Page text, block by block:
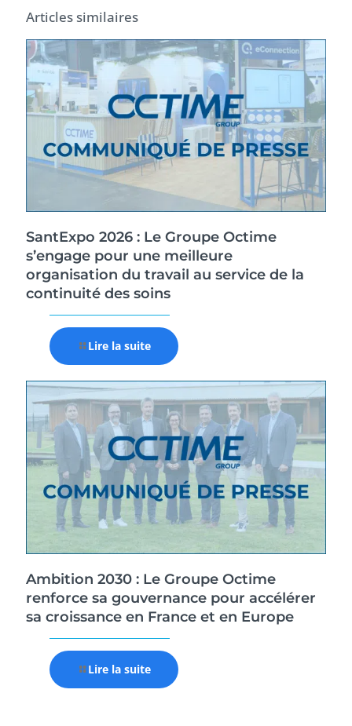
Articles similaires
SantExpo 2026 : Le Groupe Octime
s’engage pour une meilleure
organisation du travail au service de la
continuité des soins
Lire la suite
Ambition 2030 : Le Groupe Octime
renforce sa gouvernance pour accélérer
sa croissance en France et en Europe
Lire la suite